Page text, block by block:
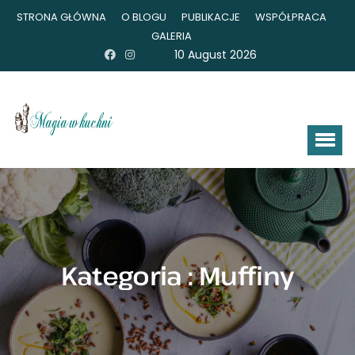
STRONA GŁÓWNA O BLOGU PUBLIKACJE
WSPÓŁPRACA
GALERIA
10 August 2026
Kategoria : Muffiny